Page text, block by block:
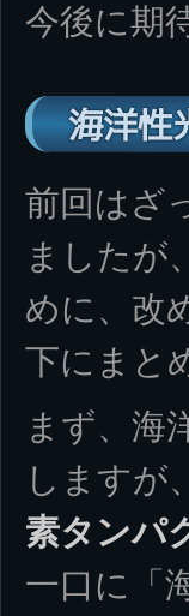
今後に期
海洋性
前回はざ
ましたが
めに、改
下にまと
まず、海
しますが
素タンパ
一口に「